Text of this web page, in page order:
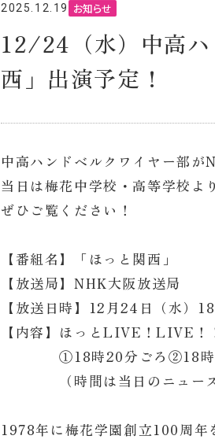
2025.12.19 お知らせ
12/24（水）中高
西」出演予定！
中高ハンドベルクワイヤー部
当日は梅花中学校・高等学校よ
ぜひご覧ください！
【番組名】「ほっと関西」
【放送局】NHK大阪放送局
【放送日時】12月24日（水）
【内容】ほっとLIVE！LIVE
①18時20分ごろ②18時35
（時間は当日のニュース項
1978年に梅花学園創立100周